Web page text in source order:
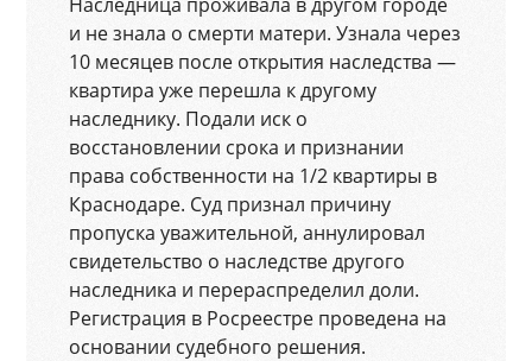
и не знала о смерти матери. Узнала через
10 месяцев после открытия наследства —
квартира уже перешла к другому
наследнику. Подали иск о
восстановлении срока и признании
права собственности на 1/2 квартиры в
Краснодаре. Суд признал причину
пропуска уважительной, аннулировал
свидетельство о наследстве другого
наследника и перераспределил доли.
Регистрация в Росреестре проведена на
основании судебного решения.